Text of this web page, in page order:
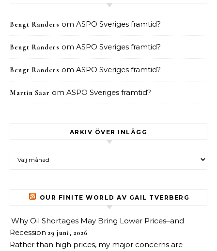
Bengt Randers om ASPO Sveriges framtid?
Bengt Randers om ASPO Sveriges framtid?
Bengt Randers om ASPO Sveriges framtid?
Martin Saar om ASPO Sveriges framtid?
ARKIV ÖVER INLÄGG
OUR FINITE WORLD AV GAIL TVERBERG
Why Oil Shortages May Bring Lower Prices–and
Recession 29 juni, 2026
Rather than high prices, my major concerns are